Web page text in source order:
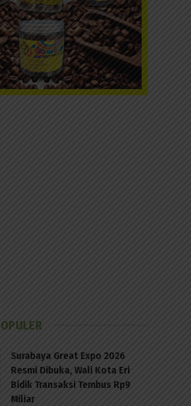
Surabaya Great Expo 2026
Resmi Dibuka, Wali Kota Eri
Bidik Transaksi Tembus Rp9
Miliar